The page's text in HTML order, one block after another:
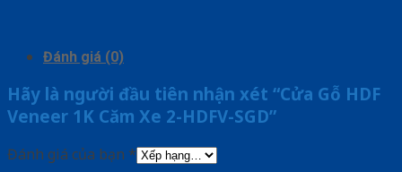
Đánh giá (0)
Hãy là người đầu tiên nhận xét “Cửa Gỗ HDF
Veneer 1K Căm Xe 2-HDFV-SGD”
Đánh giá của bạn *